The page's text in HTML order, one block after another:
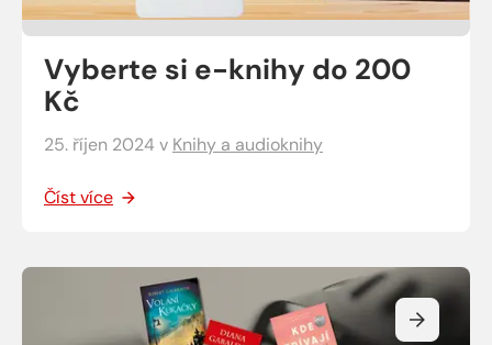
Vyberte si e-knihy do 200
Kč
25. říjen 2024 v Knihy a audioknihy
Číst více